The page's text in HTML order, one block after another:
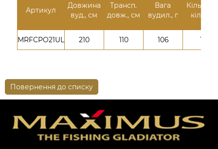
Артикул
Довжина
вуд., см
Трансп.
довж., см
Вага
вудил., г
Кількість
кілець
MRFCPO21UL 210 110 106 11
Повернення до списку